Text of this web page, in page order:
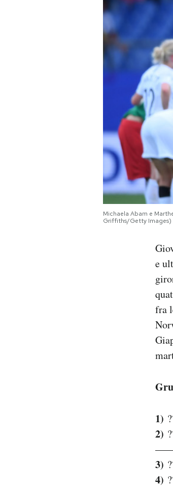
AREA PERSONALE
Michaela Abam e
Griffiths/Getty Images)
e
fra
1)
2)
3)
4)